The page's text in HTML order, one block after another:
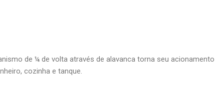
de ¼ de volta através de alavanca torna seu
cozinha e tanque.